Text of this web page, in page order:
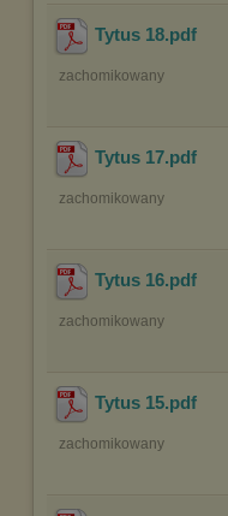
Tytus 18.pdf
zachomikowany
Tytus 17.pdf
zachomikowany
Tytus 16.pdf
zachomikowany
Tytus 15.pdf
zachomikowany